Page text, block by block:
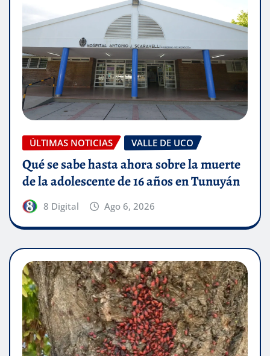
ÚLTIMAS NOTICIAS VALLE DE UCO
Qué se sabe hasta ahora sobre la muerte
de la adolescente de 16 años en Tunuyán
8 Digital Ago 6, 2026